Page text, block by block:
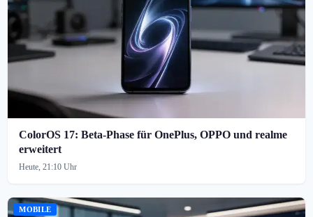
ColorOS 17: Beta-Phase für OnePlus, OPPO und realme
erweitert
Heute, 21:10 Uhr
MOBILE